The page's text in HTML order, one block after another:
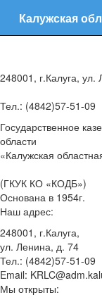
Калужская
248001, г.Калуга, ул.
Тел.: (4842)57-51-09
Государственное
области
«Калужская
(ГКУК КО «КОДБ»)
Основана в 1954г.
Наш адрес:
248001, г.Калуга,
ул. Ленина, д. 74
Тел.: (4842)57-51-09
Email:
Мы открыты: